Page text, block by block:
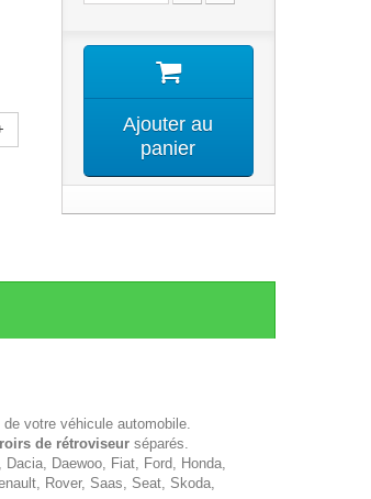
Ajouter au
panier
de votre véhicule automobile.
de rétroviseur séparés.
Daewoo, Fiat, Ford, Honda,
Rover, Saas, Seat, Skoda,